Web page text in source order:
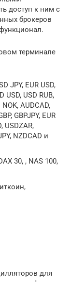
доступ к ним с
брокеров
терминале
JPY, EUR USD,
USD, USD RUB,
NOK, AUDCAD,
GBPJPY, EUR
USDZAR,
NZDCAD и
30, , NAS 100,
для